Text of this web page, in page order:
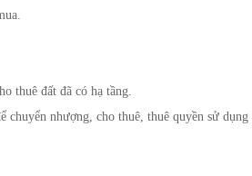
thuê đất đã có hạ tầng.
chuyển nhượng, cho thuê, thuê quyền sử dụng